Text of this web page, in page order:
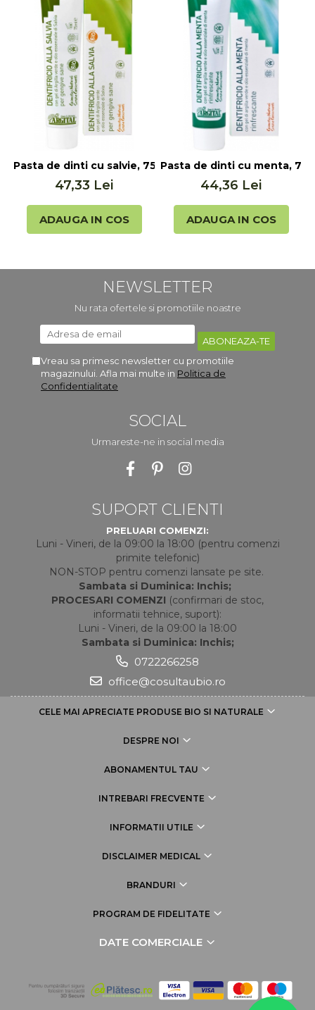
Pasta de dinti cu salvie, 75ml Argital
47,33 Lei
ADAUGA IN COS
Pasta de dinti cu menta,
44,36 Lei
ADAUGA IN COS
NEWSLETTER
Nu rata ofertele si promotiile noastre
Vreau sa primesc newsletter cu promotiile
magazinului. Afla mai multe in Politica de
Confidentialitate
SOCIAL
Urmareste-ne in social media
SUPORT CLIENTI
PRELUARI COMENZI:
Luni - Vineri, de la 09:00 la 18:00 (pentru comenzi
primite telefonic)
NON-STOP pentru comenzi lansate pe site.
Sambata si Duminica: Inchis;
PROCESARI COMENZI (confirmari de stoc,
informatii tehnice, suport):
Luni - Vineri, de la 09:00 la 18:00
Sambata si Duminica: Inchis;
0722266258
office@cosultaubio.ro
CELE MAI APRECIATE PRODUSE BIO SI NATURALE
DESPRE NOI
ABONAMENTUL TAU
INTREBARI FRECVENTE
INFORMATII UTILE
DISCLAIMER MEDICAL
BRANDURI
PROGRAM DE FIDELITATE
DATE COMERCIALE